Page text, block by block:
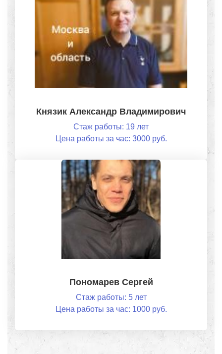
Князик Александр Владимирович
Стаж работы: 19 лет
Цена работы за час: 3000 руб.
Пономарев Сергей
Стаж работы: 5 лет
Цена работы за час: 1000 руб.